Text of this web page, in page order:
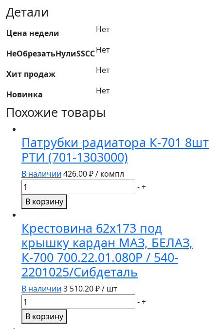
Детали
Цена недели Нет
НеОбрезатьНулиSSCCНет
Хит продаж Нет
Новинка Нет
Похожие товары
Патрубки радиатора К-701 8шт
РТИ (701-1303000)
В наличии 426.00₽ / компл
Количество
товара
Патрубки
К-701
8шт
РТИ
(701-
1303000)
-+
В корзину
Крестовина 62х173 под
крышку кардан МАЗ, БЕЛАЗ,
К-700 700.22.01.080Р / 540-
2201025/Сибдеталь
В наличии 3 510.20₽ / шт
Количество
товара
Крестовина
-+
В корзину